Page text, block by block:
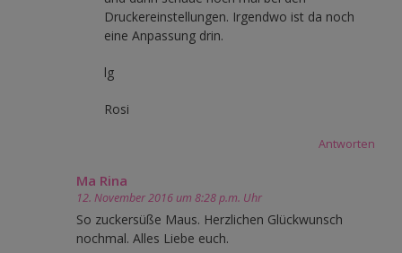
Druckereinstellungen. Irgendwo ist da noch
eine Anpassung drin.
lg
Rosi
Antworten
Ma Rina
12. November 2016 um 8:28 p.m. Uhr
So zuckersüße Maus. Herzlichen Glückwunsch
nochmal. Alles Liebe euch.